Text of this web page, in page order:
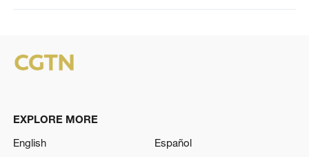
EXPLORE MORE
English
Español